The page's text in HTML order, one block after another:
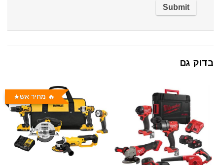
בדוק גם
🔥 מחיר אש